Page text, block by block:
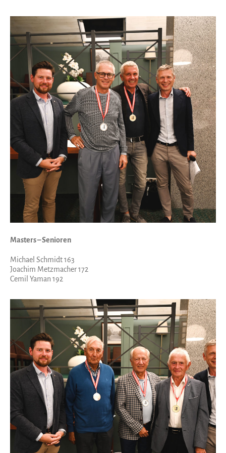
Masters – Senioren
Michael Schmidt 163
Joachim Metzmacher 172
Cemil Yaman 192